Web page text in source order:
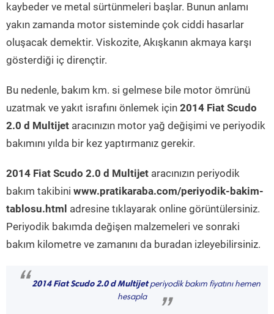
kaybeder ve metal sürtünmeleri başlar. Bunun anlamı
yakın zamanda motor sisteminde çok ciddi hasarlar
oluşacak demektir. Viskozite, Akışkanın akmaya karşı
gösterdiği iç dirençtir.
Bu nedenle, bakım km. si gelmese bile motor ömrünü
uzatmak ve yakıt israfını önlemek için 2014 Fiat Scudo
2.0 d Multijet aracınızın motor yağ değişimi ve periyodik
bakımını yılda bir kez yaptırmanız gerekir.
2014 Fiat Scudo 2.0 d Multijet aracınızın periyodik
bakım takibini www.pratikaraba.com/periyodik-bakim-
tablosu.html adresine tıklayarak online görüntülersiniz.
Periyodik bakımda değişen malzemeleri ve sonraki
bakım kilometre ve zamanını da buradan izleyebilirsiniz.
“ 2014 Fiat Scudo 2.0 d Multijetperiyodik bakım fiyatını hemen
hesapla